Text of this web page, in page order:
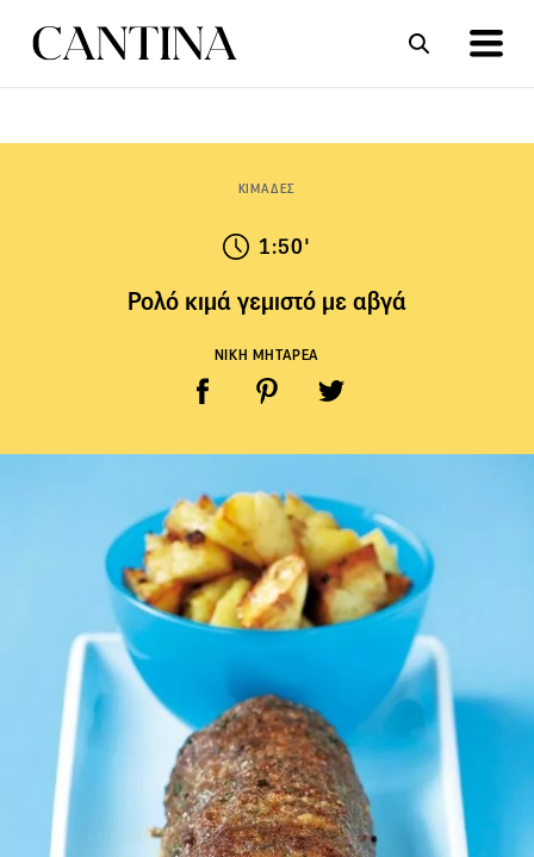
ΚΙΜΑΔΕΣ
1:50'
Ρολό κιμά γεμιστό με αβγά
ΝΙΚΗ ΜΗΤΑΡΕΑ